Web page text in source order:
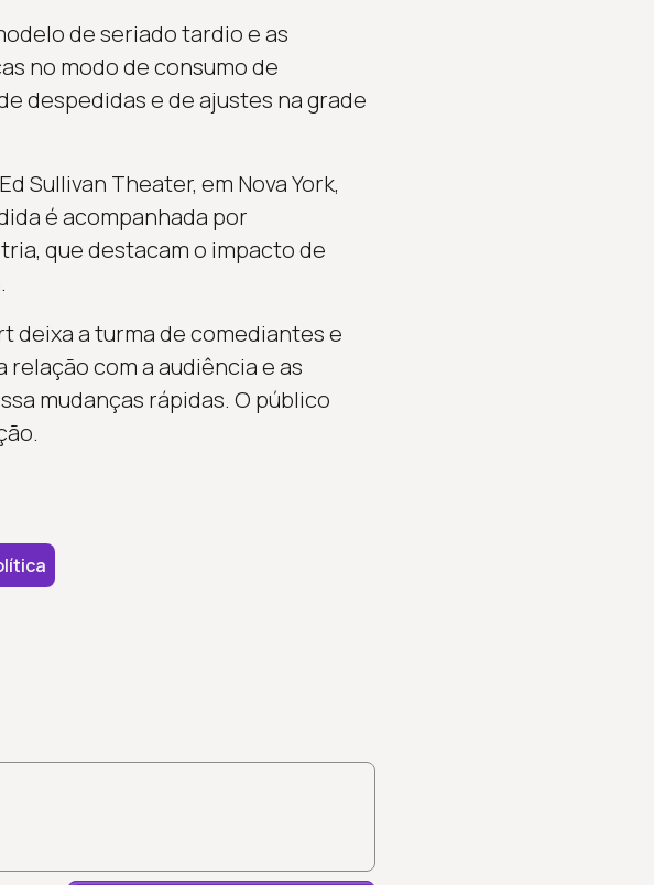
de seriado tardio e as
no modo de consumo de
despedidas e de ajustes na grade
Sullivan Theater, em Nova York,
é acompanhada por
que destacam o impacto de
deixa a turma de comediantes e
com a audiência e as
mudanças rápidas. O público